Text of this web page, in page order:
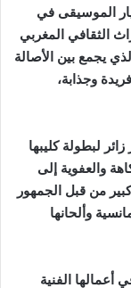
الموسيقى في
الثقافي المغربي
يجمع بين الأصالة
وجذابة،
لبطولة كليبها
والعفوية إلى
من قبل الجمهور
وألحانها
أعمالها الفنية